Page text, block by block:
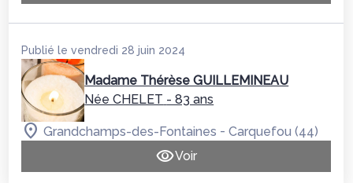
Publié le vendredi 28 juin 2024
Madame Thérèse GUILLEMINEAU
Née CHELET - 83 ans
Grandchamps-des-Fontaines -Carquefou (44)
Voir